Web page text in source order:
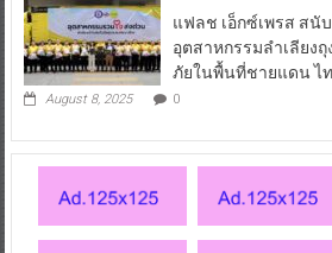
แฟลช เอ็กซ์เพรส สนั
อุตสาหกรรมลำเลียง
ภัยในพื้นที่ชายแดน ไ
August 8, 2025 0